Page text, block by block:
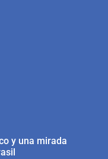
y una mirada